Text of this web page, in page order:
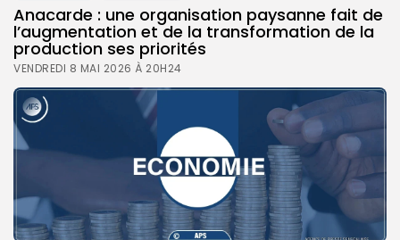
Anacarde : une organisation paysanne fait de
l’augmentation et de la transformation de la
production ses priorités
VENDREDI 8 MAI 2026 À 20H24